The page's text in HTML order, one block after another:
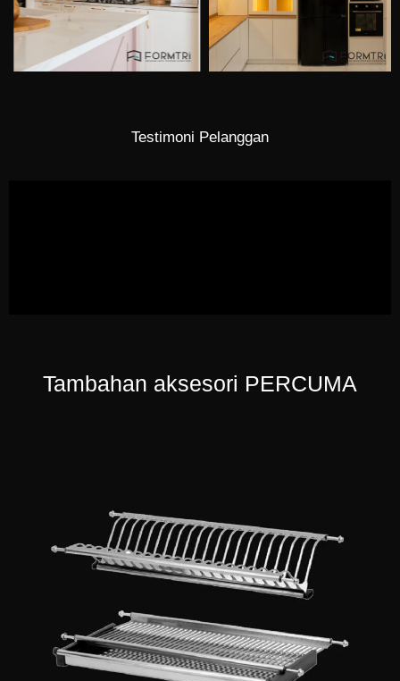
Testimoni Pelanggan
Tambahan aksesori PERCUMA